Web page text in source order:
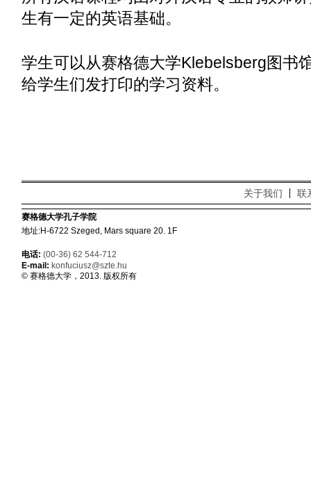
生有一定的英语基础。
学生可以从赛格德大学Klebelsberg图书
给学生们发打印的学习资料。
关于我们 联
赛格德大学孔子学院
地址:H-6722 Szeged, Mars square 20. 1F
电话: (00-36) 62 544-712
E-mail: konfuciusz@szte.hu
© 赛格德大学，2013. 版权所有